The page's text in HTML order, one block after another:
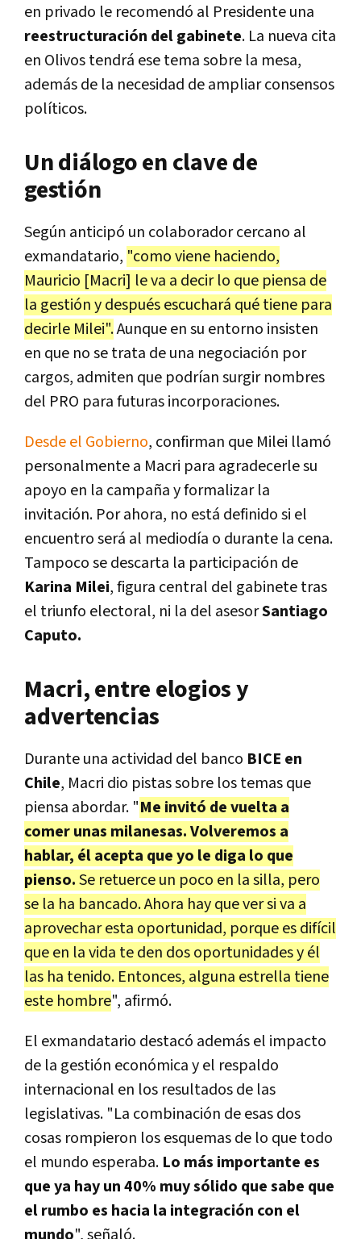
en privado le recomendó al Presidente una
reestructuración del gabinete. La nueva cita
en Olivos tendrá ese tema sobre la mesa,
además de la necesidad de ampliar consensos
políticos.
Un diálogo en clave de
gestión
Según anticipó un colaborador cercano al
exmandatario, "como viene haciendo,
Mauricio [Macri] le va a decir lo que piensa de
la gestión y después escuchará qué tiene para
decirle Milei".Aunque en su entorno insisten
en que no se trata de una negociación por
cargos, admiten que podrían surgir nombres
del PRO para futuras incorporaciones.
Desde el Gobierno, confirman que Milei llamó
personalmente a Macri para agradecerle su
apoyo en la campaña y formalizar la
invitación. Por ahora, no está definido si el
encuentro será al mediodía o durante la cena.
Tampoco se descarta la participación de
Karina Milei, figura central del gabinete tras
el triunfo electoral, ni la del asesorSantiago
Caputo.
Macri, entre elogios y
advertencias
Durante una actividad del banco BICE en
Chile, Macri dio pistas sobre los temas que
piensa abordar. "Me invitó de vuelta a
comer unas milanesas. Volveremos a
hablar, él acepta que yo le diga lo que
pienso.Se retuerce un poco en la silla, pero
se la ha bancado. Ahora hay que ver si va a
aprovechar esta oportunidad, porque es difícil
que en la vida te den dos oportunidades y él
las ha tenido. Entonces, alguna estrella tiene
este hombre", afirmó.
El exmandatario destacó además el impacto
de la gestión económica y el respaldo
internacional en los resultados de las
legislativas. "La combinación de esas dos
cosas rompieron los esquemas de lo que todo
el mundo esperaba. Lo más importante es
que ya hay un 40% muy sólido que sabe que
el rumbo es hacia la integración con el